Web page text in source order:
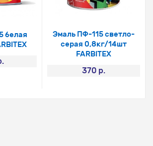
белая
Эмаль ПФ-115 светло-
серая 0,8кг/14шт
FARBITEX
370 р.